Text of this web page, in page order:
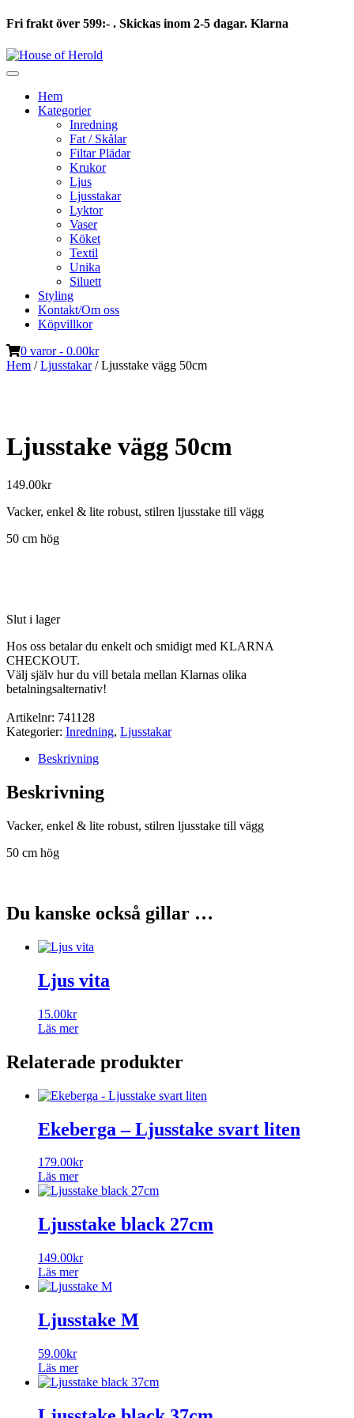
Fri frakt över 599:- . Skickas inom 2-5 dagar. Klarna
Hoppa
till
Hem
Kategorier
Inredning
Fat / Skålar
Filtar Plädar
Krukor
Ljus
Ljusstakar
Lyktor
Vaser
Köket
Textil
Unika
Siluett
Styling
Kontakt/Om oss
Köpvillkor
0 varor - 0.00kr
Hem /Ljusstakar/ Ljusstake vägg 50cm
Ljusstake vägg 50cm
149.00kr
Vacker, enkel & lite robust, stilren ljusstake till vägg
50 cm hög
Slut i lager
Hos oss betalar du enkelt och smidigt med KLARNA
CHECKOUT.
Välj själv hur du vill betala mellan Klarnas olika
betalningsalternativ!
Artikelnr: 741128
Kategorier: Inredning, Ljusstakar
Beskrivning
Beskrivning
Vacker, enkel & lite robust, stilren ljusstake till vägg
50 cm hög
Du kanske också gillar …
Ljus vita
15.00kr
Läs mer
Relaterade produkter
Ekeberga – Ljusstake svart liten
179.00kr
Läs mer
Ljusstake black 27cm
149.00kr
Läs mer
Ljusstake M
59.00kr
Läs mer